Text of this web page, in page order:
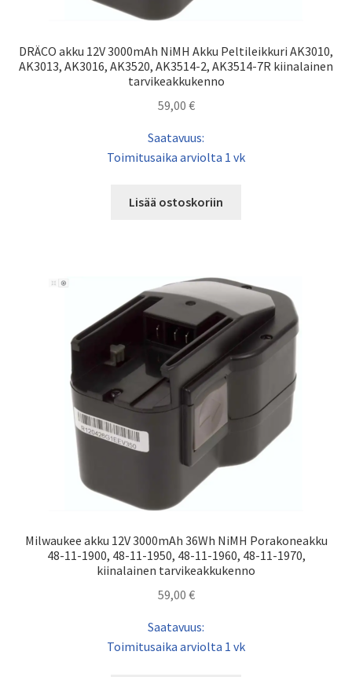
DRÄCO akku 12V 3000mAh NiMH Akku Peltileikkuri AK3010,
AK3013, AK3016, AK3520, AK3514-2, AK3514-7R kiinalainen
tarvikeakkukenno
59,00 €
Saatavuus:
Toimitusaika arviolta 1 vk
Lisää ostoskoriin
Milwaukee akku 12V 3000mAh 36Wh NiMH Porakoneakku
48-11-1900, 48-11-1950, 48-11-1960, 48-11-1970,
kiinalainen tarvikeakkukenno
59,00 €
Saatavuus:
Toimitusaika arviolta 1 vk